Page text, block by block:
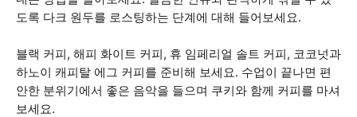
도록 다크 원두를 로스팅하는 단계에 대해 들어보세요.
블랙 커피, 해피 화이트 커피, 휴 임페리얼 솔트 커피, 코코넛과
하노이 캐피탈 에그 커피를 준비해 보세요. 수업이 끝나면 편
안한 분위기에서 좋은 음악을 들으며 쿠키와 함께 커피를 마셔
보세요.